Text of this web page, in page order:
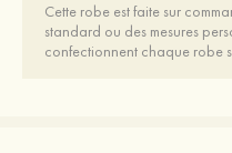
Cette robe est faite sur
standard ou des mesures
confectionnent chaque robe